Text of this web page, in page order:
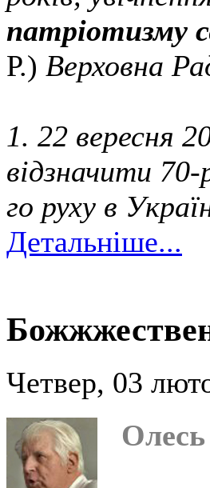
патріотизму
Р.) Верховна
1. 22 вересня
відзначити
го руху в
Детальніше...
Четвер, 03
Олесь